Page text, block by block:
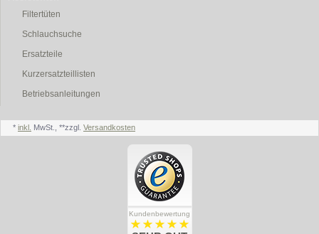
Filtertüten
Schlauchsuche
Ersatzteile
Kurzersatzteillisten
Betriebsanleitungen
* inkl. MwSt., **zzgl. Versandkosten
Kundenbewertung